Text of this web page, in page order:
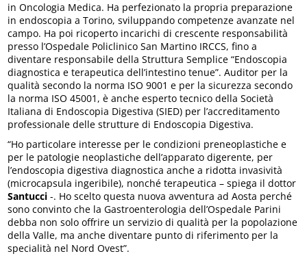
in Oncologia Medica. Ha perfezionato la propria preparazione
in endoscopia a Torino, sviluppando competenze avanzate nel
campo. Ha poi ricoperto incarichi di crescente responsabilità
presso l’Ospedale Policlinico San Martino IRCCS, fino a
diventare responsabile della Struttura Semplice “Endoscopia
diagnostica e terapeutica dell’intestino tenue”. Auditor per la
qualità secondo la norma ISO 9001 e per la sicurezza secondo
la norma ISO 45001, è anche esperto tecnico della Società
Italiana di Endoscopia Digestiva (SIED) per l’accreditamento
professionale delle strutture di Endoscopia Digestiva.
“Ho particolare interesse per le condizioni preneoplastiche e
per le patologie neoplastiche dell’apparato digerente, per
l’endoscopia digestiva diagnostica anche a ridotta invasività
(microcapsula ingeribile), nonché terapeutica – spiega il dottor
Santucci -. Ho scelto questa nuova avventura ad Aosta perché
sono convinto che la Gastroenterologia dell’Ospedale Parini
debba non solo offrire un servizio di qualità per la popolazione
della Valle, ma anche diventare punto di riferimento per la
specialità nel Nord Ovest”.